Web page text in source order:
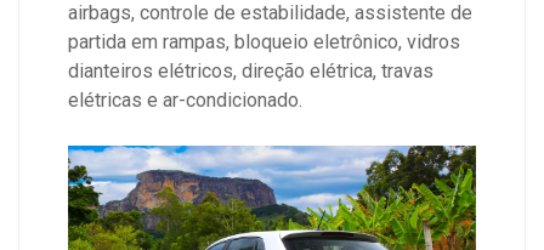
airbags, controle de estabilidade, assistente de
partida em rampas, bloqueio eletrônico, vidros
dianteiros elétricos, direção elétrica, travas
elétricas e ar-condicionado.